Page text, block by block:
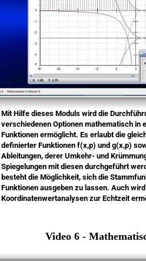
Mit Hilfe dieses Moduls wird die
verschiedenen Optionen mathematisch in
Funktionen ermöglicht. Es erlaubt die
definierter Funktionen f(x,p) und g(x,p)
Ableitungen, derer Umkehr- und
Spiegelungen mit diesen durchgeführt
besteht die Möglichkeit, sich die
Funktionen ausgeben zu lassen. Auch
Koordinatenwertanalysen zur Echtzeit
Video 6 -